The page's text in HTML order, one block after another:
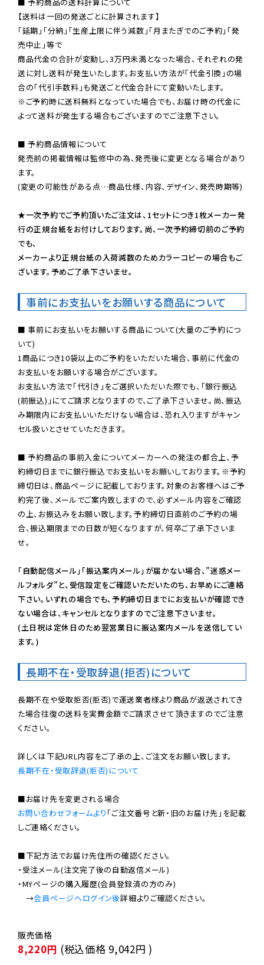
【送料は一回の発送ごとに計算されます】
「延期」「分納」「生産上限に伴う減数」「月またぎでのご予約」「発
売中止」等で
商品代金の合計が変動し、3万円未満となった場合、それぞれの発
送に対し送料が発生いたします。お支払い方法が「代金引換」の場
※ご予約時に送料無料となっていた場合でも、お届け時の代金に
よって送料が発生する場合もございますのでご注意下さい。
■ 予約商品情報について
発売前の掲載情報は監修中の為、発売後に変更となる場合があり
ます。
(変更の可能性がある点…商品仕様、内容、デザイン、発売時期等)
★一次予約でご予約頂いたご注文は、1セットにつき1枚メーカー発
行の正規台紙をお付けしております。尚、一次予約締切前のご予約
でも、
メーカーより正規台紙の入荷減数のためカラーコピーの場合もご
ざいます。予めご了承下さいませ。
事前にお支払いをお願いする商品について
■ 事前にお支払いをお願いする商品について(大量のご予約につ
いて)
1商品につき10袋以上のご予約をいただいた場合、事前に代金の
お支払いをお願いする場合がございます。
お支払い方法で「代引き」をご選択いただいた際でも、「銀行振込
(前振込)」にてご請求となりますので、ご了承下さいませ。尚、振込
み期限内にお支払いいただけない場合は、恐れ入りますがキャン
セル扱いとさせていただきます。
■ 予約商品の事前入金についてメーカーへの発注の都合上、予
約締切日までに銀行振込でお支払いをお願いしております。※予約
締切日は、商品ページに記載しております。対象のお客様へはご予
約完了後、メールでご案内致しますので、必ずメール内容をご確認
の上、お振込みをお願い致します。予約締切日直前のご予約の場
合、振込期限までの日数が短くなりますが、何卒ご了承下さいま
せ。
「自動配信メール」「振込案内メール」が届かない場合、”迷惑メー
ルフォルダ”と、受信設定をご確認いただいたのち、お早めにご連絡
下さい。いずれの場合でも、予約締切日までにお支払いが確認でき
ない場合は、キャンセルとなりますのでご注意下さいませ。
(土日祝は定休日のため翌営業日に振込案内メールを送信してい
ます。)
長期不在・受取辞退(拒否)について
長期不在や受取拒否(拒否)で運送業者様より商品が返送されてき
た場合往復の送料を実費金額でご請求させて頂きますのでご注意
ください。
長期不在・受取辞退(拒否)について
お問い合わせフォームより 「ご注文番号と新・旧のお届け先」を記載
しご連絡ください。
■下記方法でお届け先住所の確認ください。
・受注メール(注文完了後の自動返信メール)
・MYページの購入履歴(会員登録済の方のみ)
→会員ページへログイン後
8,220円 (税込価格 9,042円 )